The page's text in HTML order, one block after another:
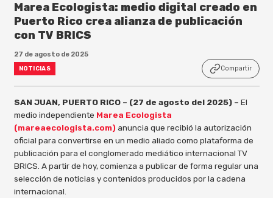
Marea Ecologista: medio digital creado en
Puerto Rico crea alianza de publicación
con TV BRICS
27 de agosto de 2025
NOTICIAS Compartir
SAN JUAN, PUERTO RICO – (27 de agosto del 2025) – El
medio independiente Marea Ecologista
(mareaecologista.com) anuncia que recibió la autorización
oficial para convertirse en un medio aliado como plataforma de
publicación para el conglomerado mediático internacional TV
BRICS. A partir de hoy, comienza a publicar de forma regular una
selección de noticias y contenidos producidos por la cadena
internacional.